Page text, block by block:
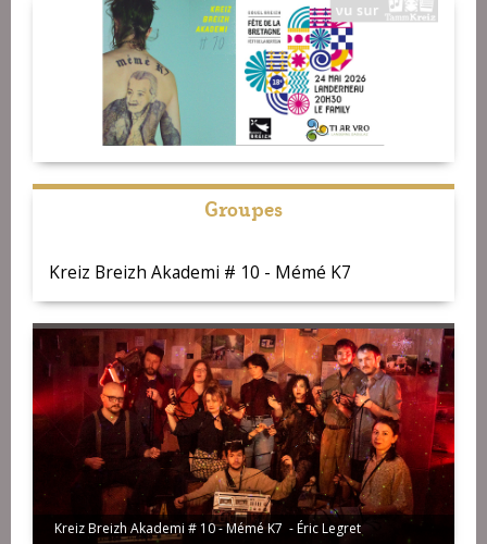
Groupes
Kreiz Breizh Akademi # 10 - Mémé K7
Kreiz Breizh Akademi # 10 - Mémé K7 - Éric Legret